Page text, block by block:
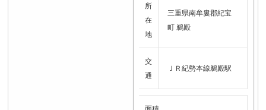
所
在
地
三重県南牟婁郡紀宝
町 鵜殿
交
通
ＪＲ紀勢本線鵜殿駅